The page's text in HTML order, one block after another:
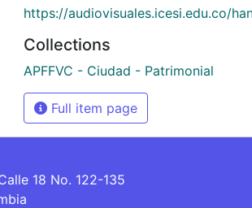
https://audiovisuales.icesi.edu.co/
Collections
APFFVC - Ciudad - Patrimonial
Full item page
18 No. 122-135